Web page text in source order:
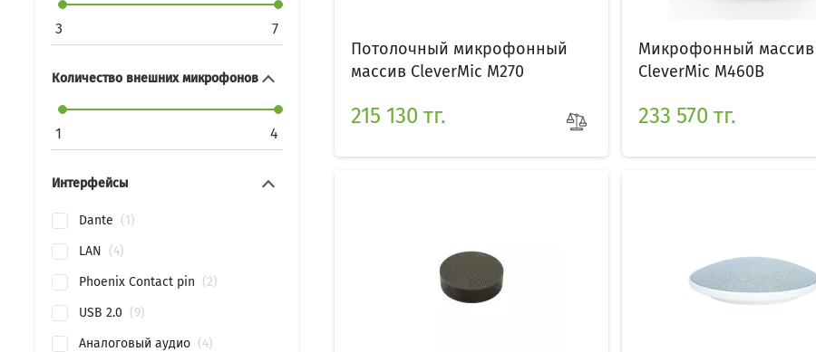
3 7
Количество внешних микрофонов
1 4
Интерфейсы
Dante
1
LAN
4
Phoenix Contact pin
2
USB 2.0
9
Аналоговый аудио
4
Потолочный микрофонный
массив CleverMic M270
215 130 тг.
Микрофонный массив
CleverMic M460B
233 570 тг.